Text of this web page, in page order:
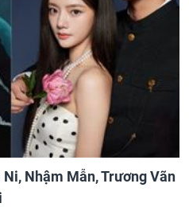
Nhậm Mẫn, Trương Vãn